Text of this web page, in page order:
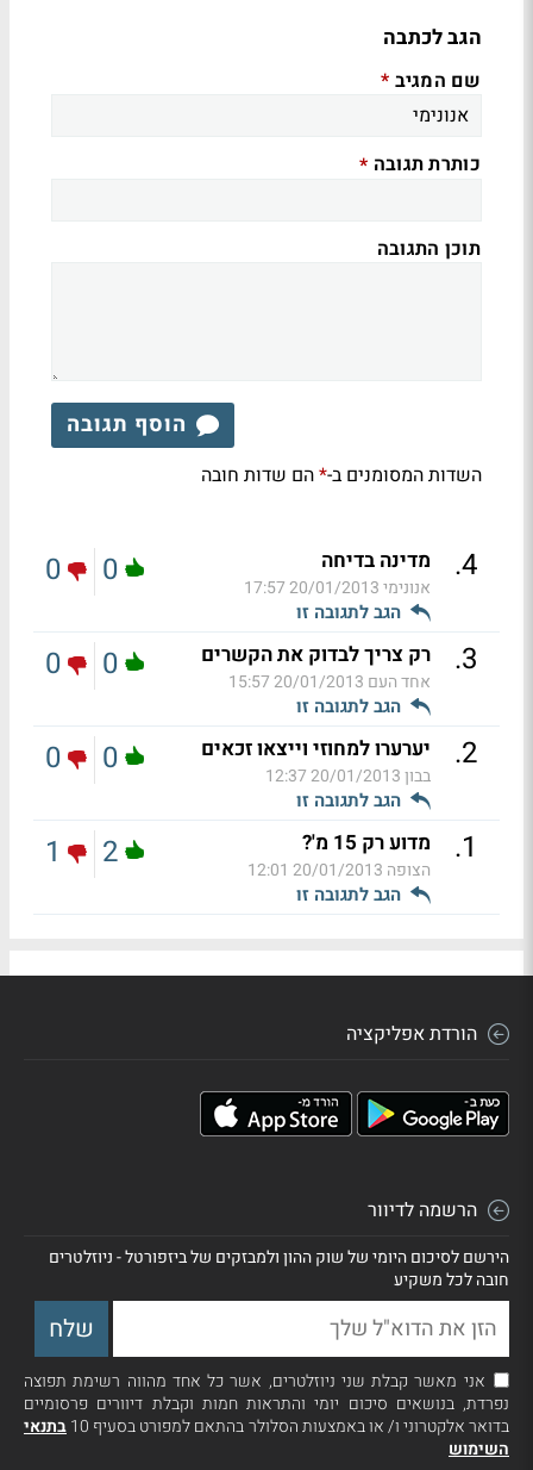
הגב לכתבה
שם המגיב *
כותרת תגובה *
תוכן התגובה
הוסף תגובה
השדות המסומנים ב-*הם שדות חובה
4
. מדינה בדיחה
אנונימי20/01/2013 17:57
הגב לתגובה זו
0
0
3
. רק צריך לבדוק את הקשרים
אחד העם 20/01/2013 15:57
הגב לתגובה זו
0
0
2
. יערערו למחוזי וייצאו זכאים
בבון20/01/2013 12:37
הגב לתגובה זו
0
0
1
. מדוע רק 15 מ'?
הצופה 20/01/2013 12:01
הגב לתגובה זו
2
1
הורדת אפליקציה
הרשמה לדיוור
הירשם לסיכום היומי של שוק ההון ולמבזקים של ביזפורטל - ניוזלטרים
חובה לכל משקיע
אני מאשר קבלת שני ניוזלטרים, אשר כל אחד מהווה רשימת תפוצה
נפרדת, בנושאים סיכום יומי והתראות חמות וקבלת דיוורים פרסומיים
בדואר אלקטרוני ו/ או באמצעות הסלולר בהתאם למפורט בסעיף 10
בתנאי
השימוש